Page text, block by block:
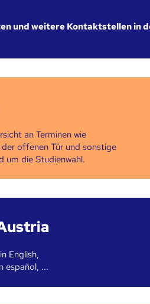
und weitere Kontaktstellen in
an Terminen wie
offenen Tür und sonstige
um die Studienwahl.
English,
español, ...